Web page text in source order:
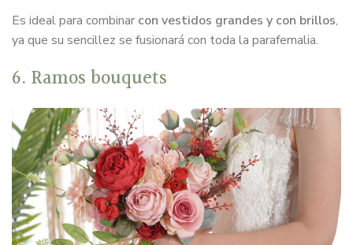
Es ideal para combinar con vestidos grandes y con brillos,
ya que su sencillez se fusionará con toda la parafernalia.
6. Ramos bouquets